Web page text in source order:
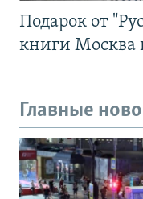
Подарок от
книги Москва
Главные